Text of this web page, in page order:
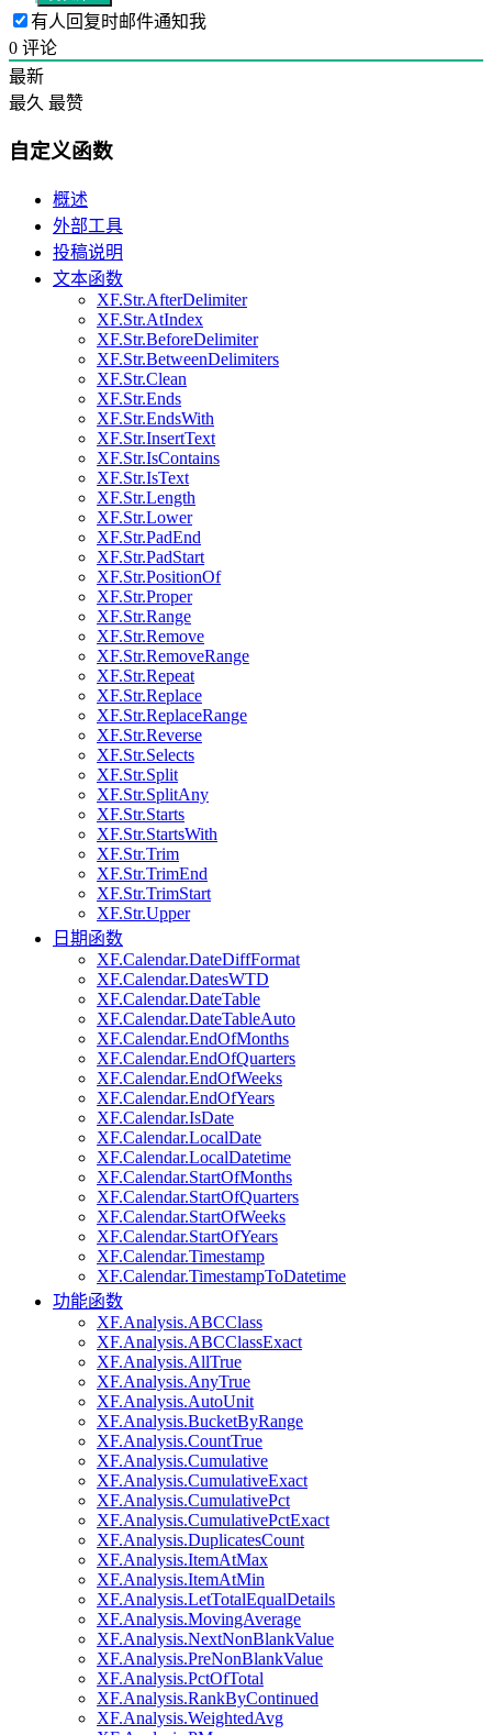
有人回复时邮件通知我
0 评论
最新
最久 最赞
自定义函数
概述
外部工具
投稿说明
文本函数
XF.Str.AfterDelimiter
XF.Str.AtIndex
XF.Str.BeforeDelimiter
XF.Str.BetweenDelimiters
XF.Str.Clean
XF.Str.Ends
XF.Str.EndsWith
XF.Str.InsertText
XF.Str.IsContains
XF.Str.IsText
XF.Str.Length
XF.Str.Lower
XF.Str.PadEnd
XF.Str.PadStart
XF.Str.PositionOf
XF.Str.Proper
XF.Str.Range
XF.Str.Remove
XF.Str.RemoveRange
XF.Str.Repeat
XF.Str.Replace
XF.Str.ReplaceRange
XF.Str.Reverse
XF.Str.Selects
XF.Str.Split
XF.Str.SplitAny
XF.Str.Starts
XF.Str.StartsWith
XF.Str.Trim
XF.Str.TrimEnd
XF.Str.TrimStart
XF.Str.Upper
日期函数
XF.Calendar.DateDiffFormat
XF.Calendar.DatesWTD
XF.Calendar.DateTable
XF.Calendar.DateTableAuto
XF.Calendar.EndOfMonths
XF.Calendar.EndOfQuarters
XF.Calendar.EndOfWeeks
XF.Calendar.EndOfYears
XF.Calendar.IsDate
XF.Calendar.LocalDate
XF.Calendar.LocalDatetime
XF.Calendar.StartOfMonths
XF.Calendar.StartOfQuarters
XF.Calendar.StartOfWeeks
XF.Calendar.StartOfYears
XF.Calendar.Timestamp
XF.Calendar.TimestampToDatetime
功能函数
XF.Analysis.ABCClass
XF.Analysis.ABCClassExact
XF.Analysis.AllTrue
XF.Analysis.AnyTrue
XF.Analysis.AutoUnit
XF.Analysis.BucketByRange
XF.Analysis.CountTrue
XF.Analysis.Cumulative
XF.Analysis.CumulativeExact
XF.Analysis.CumulativePct
XF.Analysis.CumulativePctExact
XF.Analysis.DuplicatesCount
XF.Analysis.ItemAtMax
XF.Analysis.ItemAtMin
XF.Analysis.LetTotalEqualDetails
XF.Analysis.MovingAverage
XF.Analysis.NextNonBlankValue
XF.Analysis.PreNonBlankValue
XF.Analysis.PctOfTotal
XF.Analysis.RankByContinued
XF.Analysis.WeightedAvg